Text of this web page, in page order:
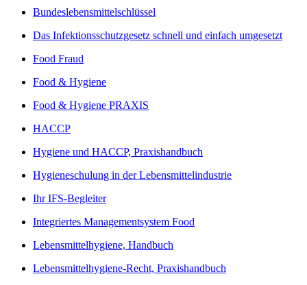
Bundeslebensmittelschlüssel
Das Infektionsschutzgesetz schnell und einfach umgesetzt
Food Fraud
Food & Hygiene
Food & Hygiene PRAXIS
HACCP
Hygiene und HACCP, Praxishandbuch
Hygieneschulung in der Lebensmittelindustrie
Ihr IFS-Begleiter
Integriertes Managementsystem Food
Lebensmittelhygiene, Handbuch
Lebensmittelhygiene-Recht, Praxishandbuch